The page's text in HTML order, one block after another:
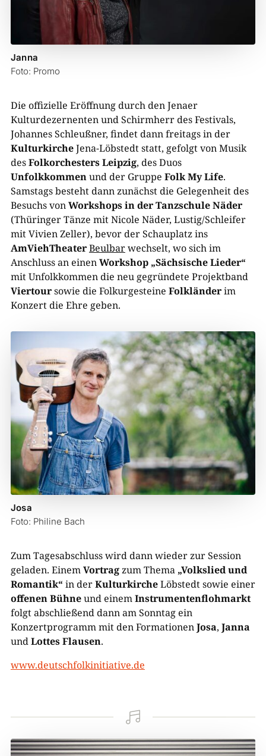
Janna
Foto: Promo
Die offizielle Eröffnung durch den Jenaer
Kulturdezernenten und Schirmherr des Festivals,
Johannes Schleußner, findet dann freitags in der
KulturkircheJena-Löbstedt statt, gefolgt von Musik
desFolkorchesters Leipzig, des Duos
Unfolkkommenund der Gruppe Folk My Life.
Samstags besteht dann zunächst die Gelegenheit des
Besuchs vonWorkshops in der Tanzschule Näder
(Thüringer Tänze mit Nicole Näder, Lustig/Schleifer
mit Vivien Zeller), bevor der Schauplatz ins
AmViehTheaterBeulbarwechselt, wo sich im
Anschluss an einenWorkshop „Sächsische Lieder“
mit Unfolkkommen die neu gegründete Projektband
Viertoursowie die Folkurgesteine Folkländerim
Konzert die Ehre geben.
Josa
Foto: Philine Bach
Zum Tagesabschluss wird dann wieder zur Session
geladen. EinemVortragzum Thema „Volkslied und
Romantik“ in derKulturkircheLöbstedt sowie einer
offenen Bühneund einemInstrumentenflohmarkt
folgt abschließend dann am Sonntag ein
Konzertprogramm mit den FormationenJosa, Janna
undLottes Flausen.
www.deutschfolkinitiative.de
